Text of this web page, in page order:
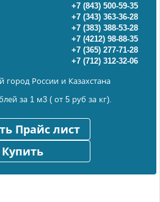
+7 (843) 500-59-35
+7 (343) 363-36-28
+7 (383) 388-53-28
+7 (4212) 98-88-35
+7 (365) 277-71-28
+7 (712) 312-32-06
город России и Казахстана
за 1 м3 ( от 5 руб за кг).
Прайс лист
Купить